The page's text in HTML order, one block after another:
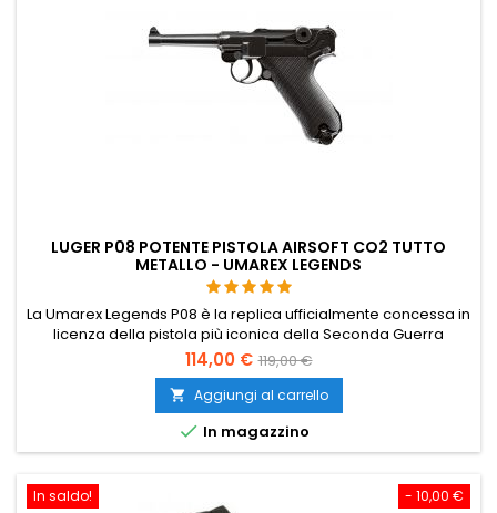
LUGER P08 POTENTE PISTOLA AIRSOFT CO2 TUTTO
METALLO - UMAREX LEGENDS
La Umarex Legends P08 è la replica ufficialmente concessa in
licenza della pistola più iconica della Seconda Guerra
Mondiale. Interamente in metallo, 818 g, 216 mm, alimentata a
CO2 con caricatore in metallo che contiene sia la cartuccia
12 g CO2 che 15 BB. La leva di sicurezza autentica funziona
come nell’originale. Meno di 2,0 joule – legale nella...
114,00 € 119,00 €
 Aggiungi al carrello
 In magazzino
- 10,00 €
In saldo!